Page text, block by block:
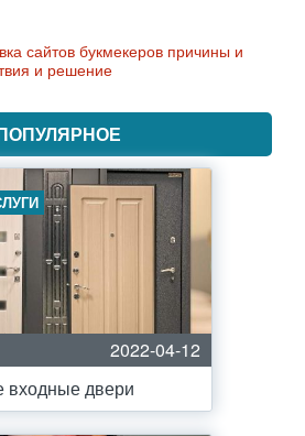
сайтов букмекеров причины и
и решение
2022-04-12
двери